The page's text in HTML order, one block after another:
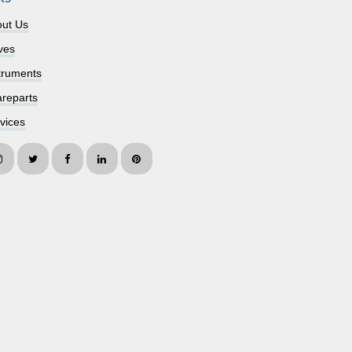
Us